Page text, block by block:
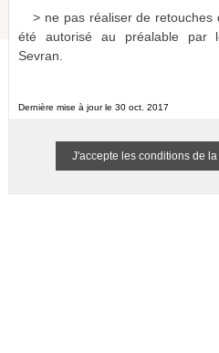
> ne pas réaliser de
été autorisé au préalable par
Sevran.
Dernière mise à jour le 30 oct. 2017